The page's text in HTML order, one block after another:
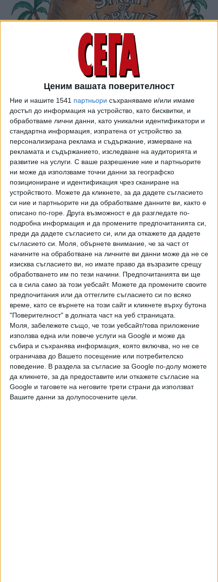
Ценим вашата поверителност
Ние и нашите 1541 партньори съхраняваме и/или имаме
достъп до информация на устройство, като бисквитки, и
обработваме лични данни, като уникални идентификатори и
стандартна информация, изпратена от устройство за
персонализирана реклама и съдържание, измерване на
рекламата и съдържанието, изследване на аудиторията и
развитие на услуги. С ваше разрешение ние и партньорите
ни може да използваме точни данни за географско
позициониране и идентификация чрез сканиране на
устройството. Можете да кликнете, за да дадете съгласието
си ние и партньорите ни да обработваме данните ви, както е
описано по-горе. Друга възможност е да разгледате по-
подробна информация и да промените предпочитанията си,
преди да дадете съгласието си, или да откажете да дадете
съгласието си. Моля, обърнете внимание, че за част от
начините на обработване на личните ви данни може да не се
изисква съгласието ви, но имате право да възразите срещу
обработването им по тези начини. Предпочитанията ви ще
са в сила само за този уебсайт. Можете да промените своите
предпочитания или да оттеглите съгласието си по всяко
време, като се върнете на този сайт и кликнете върху бутона
"Поверителност" в долната част на уеб страницата.
Моля, забележете също, че този уебсайт/това приложение
използва една или повече услуги на Google и може да
събира и съхранява информация, която включва, но не се
ограничава до Вашето посещение или потребителско
поведение. В раздела за съгласие за Google по-долу можете
да кликнете, за да предоставите или откажете съгласие на
Google и таговете на неговите трети страни да използват
Вашите данни за долупосочените цели.
ПОСЛЕ Разгледай всички
Хавайската Богородица заплака с фентанилови сълзи
Видео